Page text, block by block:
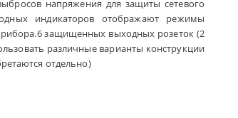
напряжения для защиты сетевого
индикаторов отображают режимы
защищенных выходных розеток (2
различные варианты конструкции
отдельно)